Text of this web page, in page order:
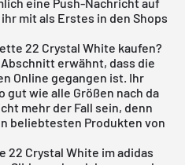
mit als Erstes in den Shops
22 Crystal White kaufen?
erwähnt, dass die
Online gegangen ist. Ihr
gut wie alle Größen nach da
mehr der Fall sein, denn
beliebtesten Produkten von
22 Crystal White im adidas